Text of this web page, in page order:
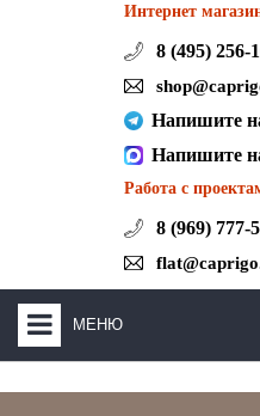
Интернет
8 (495) 256-
Напишите
Напишите
Работа с
8 (969) 777-
МЕНЮ